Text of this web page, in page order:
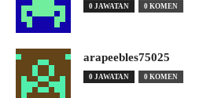
0 JAWATAN 0 KOMEN
arapeebles75025
0 JAWATAN 0 KOMEN